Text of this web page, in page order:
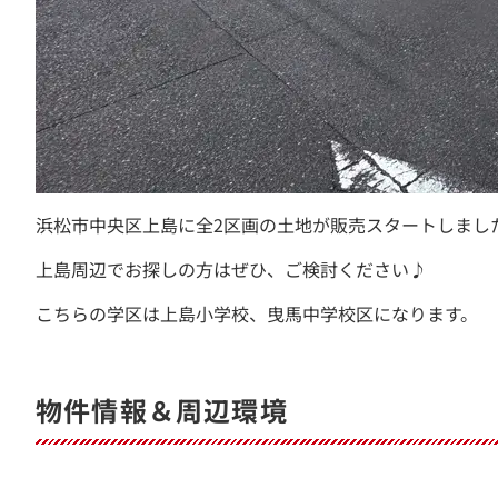
浜松市中央区上島に全2区画の土地が販売スタートしまし
上島周辺でお探しの方はぜひ、ご検討ください♪
こちらの学区は上島小学校、曳馬中学校区になります。
物件情報＆周辺環境